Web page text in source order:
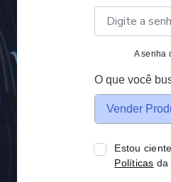
A senha
O que você
Vender
Estou
Políticas da